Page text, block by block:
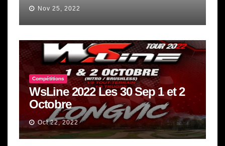
Nov 25, 2022
Compétitions
WsLine 2022 Les 30 Sep 1 et 2
Octobre
Oct 22, 2022